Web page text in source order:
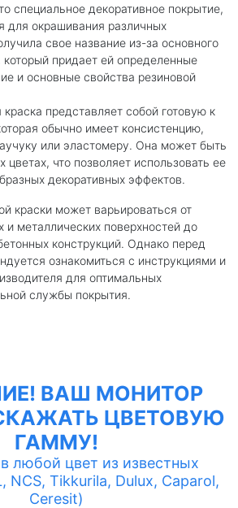
специальное декоративное покрытие,
для окрашивания различных
свое название из-за основного
придает ей определенные
и основные свойства резиновой
представляет собой готовую к
обычно имеет консистенцию,
или эластомеру. Она может быть
цветах, что позволяет использовать ее
декоративных эффектов.
краски может варьироваться от
и металлических поверхностей до
конструкций. Однако перед
ознакомиться с инструкциями и
для оптимальных
службы покрытия.
ВАШ МОНИТОР
ЦВЕТОВУЮ
ГАММУ!
любой цвет из известных
NCS, Tikkurila, Dulux, Caparol,
Ceresit)